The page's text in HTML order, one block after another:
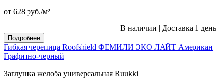
от 628 руб./м²
В наличии | Доставка 1 день
Подробнее
Гибкая черепица Roofshield ФЕМИЛИ ЭКО ЛАЙТ Американ
Графитно-черный
Заглушка желоба универсальная Ruukki